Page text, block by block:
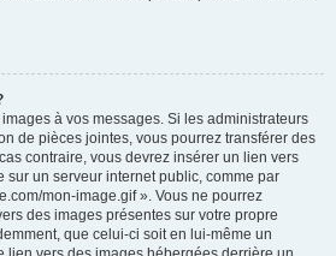
à vos messages. Si les administrateurs
de pièces jointes, vous pourrez transférer des
contraire, vous devrez insérer un lien vers
sur un serveur internet public, comme par
mon-image.gif ». Vous ne pourrez
des images présentes sur votre propre
que celui-ci soit en lui-même un